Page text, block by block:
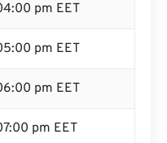
pm EET
pm EET
pm EET
pm EET